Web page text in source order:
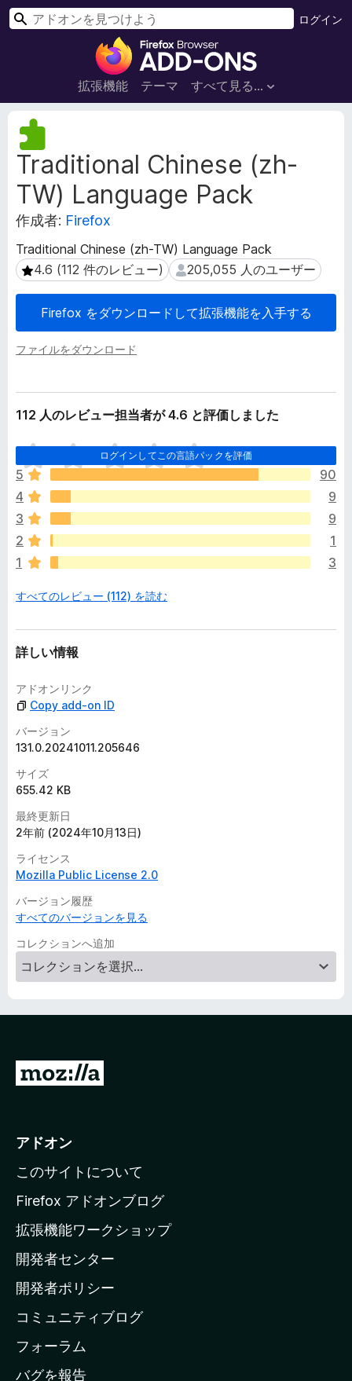
F
r
e
x
ブ
ラ
ー
ア
ド
オ
ン
拡張機能 テーマ すべて見る...
ログイン
検
Traditional Chinese (zh-
TW) Language Pack
作成者: Firefox
Traditional Chinese (zh-TW) Language Pack
4.6 (112 件のレビュー)
4.6 (112 件のレビュー) 205,055 人のユーザー
205,055 人のユーザー
Firefox をダウンロードして拡張機能を入手する
ファイルをダウンロード
拡
張
機
能
メ
タ
デ
ー
タ
112 人のレビュー担当者が 4.6 と評価しました
ログインしてこの言語パックを評価
ま
だ
評
価
さ
れ
て
い
せ
5
90
4
9
3
9
2
1
1
3
すべてのレビュー (112) を読む
詳しい情報
アドオンリンク
Copy add-on ID
バージョン
131.0.20241011.205646
サイズ
655.42 KB
最終更新日
2年前 (2024年10月13日)
ライセンス
Mozilla Public License 2.0
バージョン履歴
すべてのバージョンを見る
コレクションへ追加
M
i
l
a
ホ
ー
ム
ー
ジ
へ
アドオン
このサイトについて
Firefox アドオンブログ
拡張機能ワークショップ
開発者センター
開発者ポリシー
コミュニティブログ
フォーラム
バグを報告